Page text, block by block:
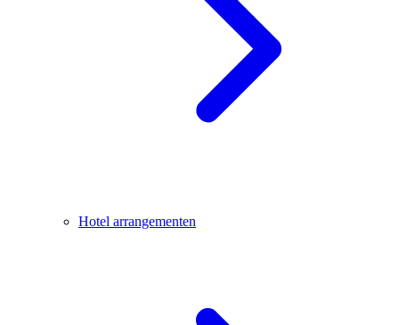
Hotel arrangementen